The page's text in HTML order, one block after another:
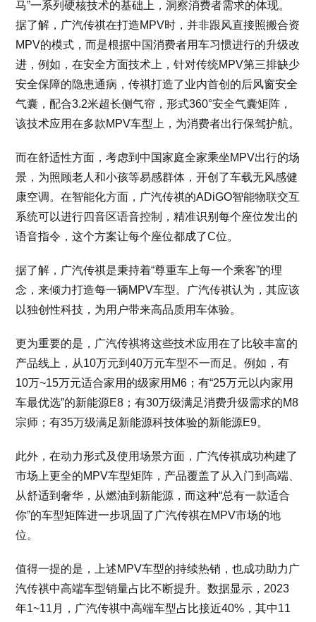
马”一系列硬核技术的基础上，洞察消费者需求的体现。
据了解，广汽传祺在打造MPV时，并非跟风直接照搬合资
MPV的模式，而是根据中国消费者用车习惯进行的升级改
进，例如，在安全方面技术上，针对传统MPV第三排缺少
安全保障的隐患通病，传祺打造了业内首创的后风窗安全
气囊，配合3.2米超长侧气帘，形式360°安全气囊矩阵，
该技术应用在多款MPV车型上，为消费者出行保驾护航。
而在舒适性方面，考虑到中国家庭全家乘坐MPV出行的场
景，为照顾老人和小孩等易感群体，开创了车载无风感健
康空调。在智能化方面，广汽传祺的ADiGO智能物联交互
系统可以进行四音区语音控制，精准识别每个座位发出的
语音指令，这个方案让每个座位都成了C位。
据了解，广汽传祺是秉持着“尊重车上每一个乘客”的理
念，来倾力打造每一辆MPV车型。广汽传祺认为，其应该
以独创性科技，为用户带来高品质用车体验。
更为重要的是，广汽传祺将这些技术应用在了比较丰富的
产品线上，从10万元到40万元车型不一而足。例如，有
10万~15万元适合家用的级家用M6；有“25万元以内家用
车最优选”的新能源E8；有30万级满足消费升级需求的M8
宗师；有35万级满足新能源科技体验的新能源E9。
此外，在动力形式及使用场景方面，广汽传祺成功构建了
市场上更全的MPV车型矩阵，产品覆盖了从入门到高端、
从舒适到奢华，从燃油到新能源，而这种“总有一款适合
你”的车型矩阵进一步巩固了广汽传祺在MPV市场的地
位。
值得一提的是，上述MPV车型的持续热销，也成功助力广
汽传祺中高端车型销量占比不断提升。数据显示，2023
年1~11月，广汽传祺中高端车型占比接近40%，其中11